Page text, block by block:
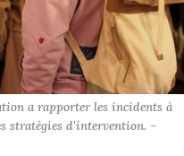
a rapporter les incidents à
stratégies d'intervention. –